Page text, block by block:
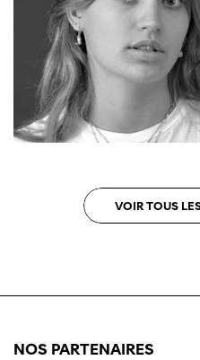
VOIR TOUS
NOS PARTENAIRES